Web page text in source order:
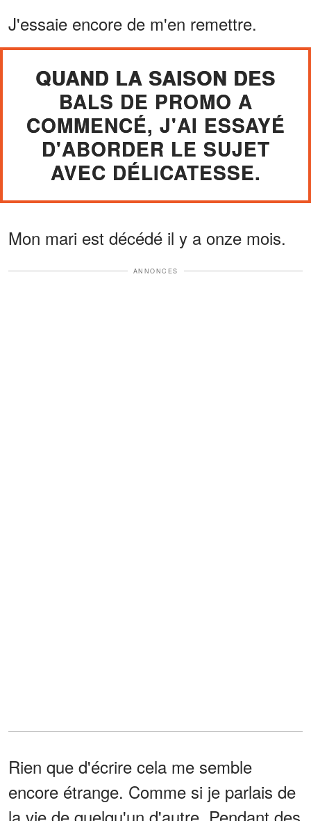
J'essaie encore de m'en remettre.
QUAND LA SAISON DES
BALS DE PROMO A
COMMENCÉ, J'AI ESSAYÉ
D'ABORDER LE SUJET
AVEC DÉLICATESSE.
Mon mari est décédé il y a onze mois.
ANNONCES
Rien que d'écrire cela me semble
encore étrange. Comme si je parlais de